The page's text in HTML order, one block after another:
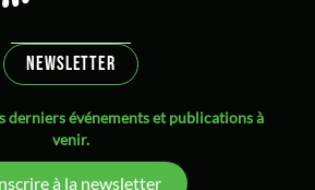
NEWSLETTER
derniers événements et publications à
venir.
à la newsletter